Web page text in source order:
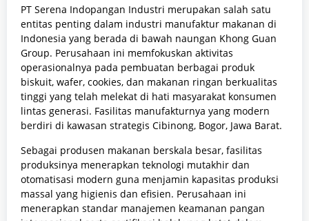
PT Serena Indopangan Industri merupakan salah satu
entitas penting dalam industri manufaktur makanan di
Indonesia yang berada di bawah naungan Khong Guan
Group. Perusahaan ini memfokuskan aktivitas
operasionalnya pada pembuatan berbagai produk
biskuit, wafer, cookies, dan makanan ringan berkualitas
tinggi yang telah melekat di hati masyarakat konsumen
lintas generasi. Fasilitas manufakturnya yang modern
berdiri di kawasan strategis Cibinong, Bogor, Jawa Barat.
Sebagai produsen makanan berskala besar, fasilitas
produksinya menerapkan teknologi mutakhir dan
otomatisasi modern guna menjamin kapasitas produksi
massal yang higienis dan efisien. Perusahaan ini
menerapkan standar manajemen keamanan pangan